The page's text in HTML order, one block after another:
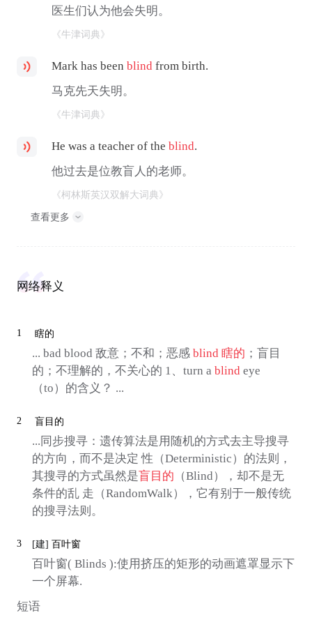
医生们认为他会失明。
《牛津词典》
Mark has beenblind from birth.
马克先天失明。
《牛津词典》
He was a teacher of theblind.
他过去是位教盲人的老师。
《柯林斯英汉双解大词典》
查看更多
网络释义
1 瞎的
... bad blood 敌意；不和；恶感 blind 瞎的 ；盲目
的；不理解的，不关心的 1、turn a blindeye
（to）的含义？ ...
2 盲目的
...同步搜寻：遗传算法是用随机的方式去主导搜寻
的方向，而不是决定 性（Deterministic）的法则，
其搜寻的方式虽然是盲目的 （Blind），却不是无
条件的乱 走（RandomWalk），它有别于一般传统
的搜寻法则。
3 [建] 百叶窗
百叶窗( Blinds ):使用挤压的矩形的动画遮罩显示下
一个屏幕.
短语